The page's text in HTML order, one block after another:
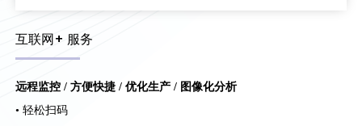
互联网+ 服务
远程监控 / 方便快捷 / 优化生产 / 图像化分析
• 轻松扫码